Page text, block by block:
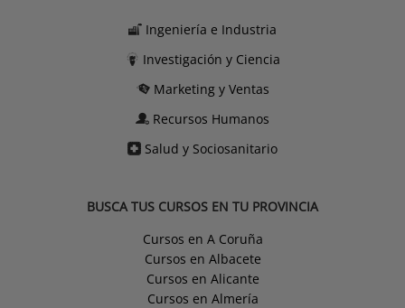
Ingeniería e Industria
Investigación y Ciencia
Marketing y Ventas
Recursos Humanos
Salud y Sociosanitario
BUSCA TUS CURSOS EN TU PROVINCIA
Cursos en A Coruña
Cursos en Albacete
Cursos en Alicante
Cursos en Almería